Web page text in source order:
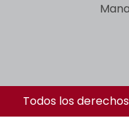
Todos los